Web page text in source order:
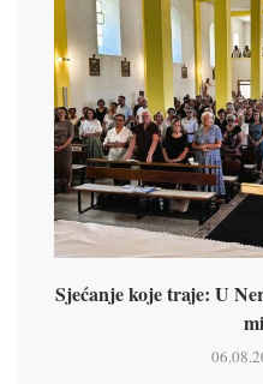
Sjećanje koje traje: U